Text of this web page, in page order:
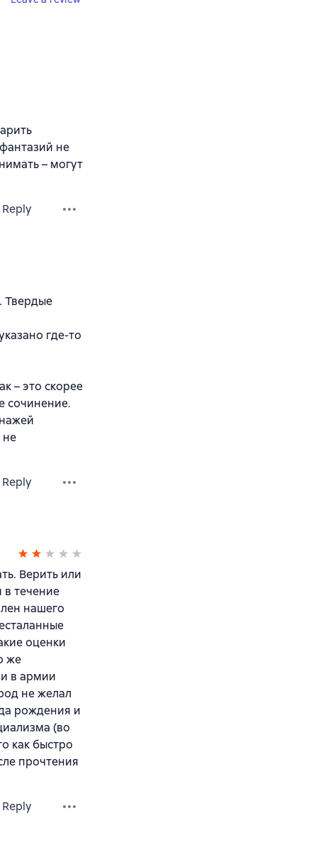
не
– могут
Reply
Твердые
где-то
– это скорее
сочинение.
не
Reply
Верить или
в течение
нашего
оценки
же
в армии
не желал
рождения и
(во
как быстро
прочтения
Reply